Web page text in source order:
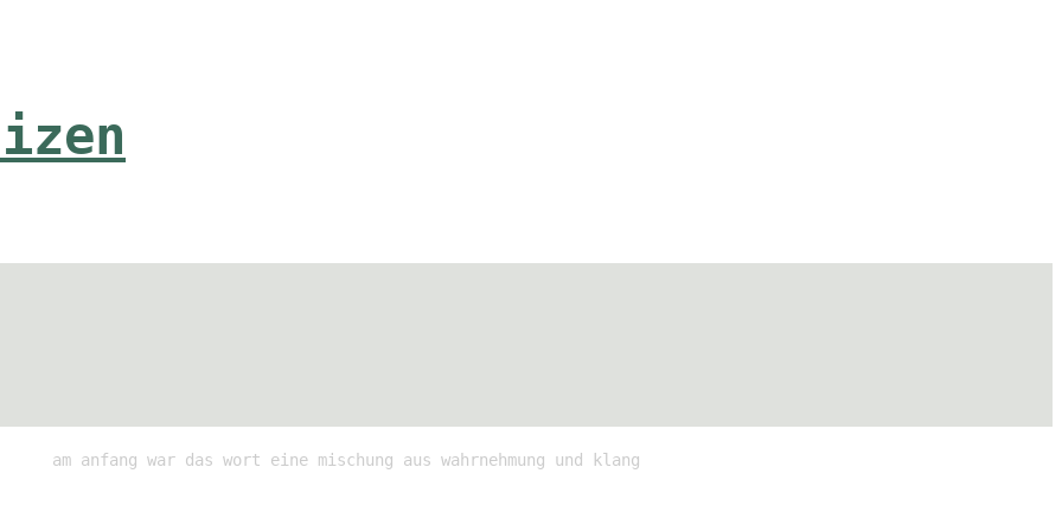
am anfang war das wort eine mischung aus wahrnehmung und klang